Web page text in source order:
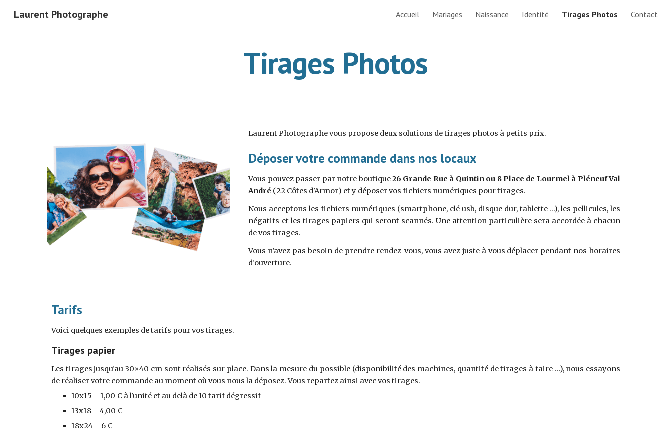
Skip to navigation
Laurent Photographe Accueil Mariages Naissance Identité Tirages Photos Contact
Tirages Photos
Laurent Photographevous propose deux solutions de tirages photos à petits prix.
Déposer votre commande dans nos locaux
Vous pouvez passer par notre boutique26 Grande Rue à Quintin ou 8 Place de Lourmel à Pléneuf Val
André (22 Côtes d'Armor) et y déposer vos fichiers numériques pour tirages.
Nous acceptons les fichiers numériques (smartphone, clé usb, disque dur, tablette …), les pellicules, les
négatifs et les tirages papiers qui seront scannés. Une attention particulière sera accordée à chacun
de vos tirages.
Vous n’avez pas besoin de prendre rendez-vous, vous avez juste à vous déplacer pendant nos horaires
d’ouverture.
Tarifs
Voici quelques exemples de tarifs pour vos tirages.
Tirages papier
Les tirages jusqu’au30×40 cm sont réalisés sur place. Dans la mesure du possible (disponibilité des machines, quantité de tirages à faire …), nous essayons
de réaliser votre commande au moment où vous nous la déposez. Vous repartez ainsi avec vos tirages.
10x15 = 1,00 € à l'unité et au delà de 10 tarif dégressif
13x18 = 4,00 €
18x24 = 6 €